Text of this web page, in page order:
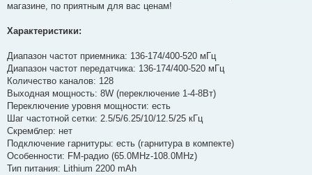
магазине, по приятным для вас ценам!
Характеристики:
Диапазон частот приемника: 136-174/400-520 мГц
Диапазон частот передатчика: 136-174/400-520 мГц
Количество каналов: 128
Выходная мощность: 8W (переключение 1-4-8Вт)
Переключение уровня мощности: есть
Шаг частотной сетки: 2.5/5/6.25/10/12.5/25 кГц
Скремблер: нет
Подключение гарнитуры: есть (гарнитура в компекте)
Особенности: FM-радио (65.0MHz-108.0MHz)
Тип питания: Lithium 2200 mAh